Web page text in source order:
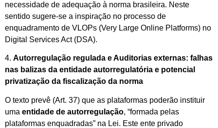
necessidade de adequação à norma brasileira. Neste
sentido sugere-se a inspiração no processo de
enquadramento de VLOPs (Very Large Online Platforms) no
Digital Services Act (DSA).
4. Autorregulação regulada e Auditorias externas: falhas
nas balizas da entidade autorregulatória e potencial
privatização da fiscalização da norma
O texto prevê (Art. 37) que as plataformas poderão instituir
uma entidade de autorregulação, “formada pelas
plataformas enquadradas” na Lei. Este ente privado